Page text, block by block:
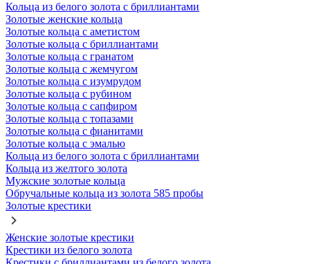
Кольца из белого золота с бриллиантами
Золотые женские кольца
Золотые кольца с аметистом
Золотые кольца с бриллиантами
Золотые кольца с гранатом
Золотые кольца с жемчугом
Золотые кольца с изумрудом
Золотые кольца с рубином
Золотые кольца с сапфиром
Золотые кольца с топазами
Золотые кольца с фианитами
Золотые кольца с эмалью
Кольца из белого золота с бриллиантами
Кольца из желтого золота
Мужские золотые кольца
Обручальные кольца из золота 585 пробы
Золотые крестики
Женские золотые крестики
Крестики из белого золота